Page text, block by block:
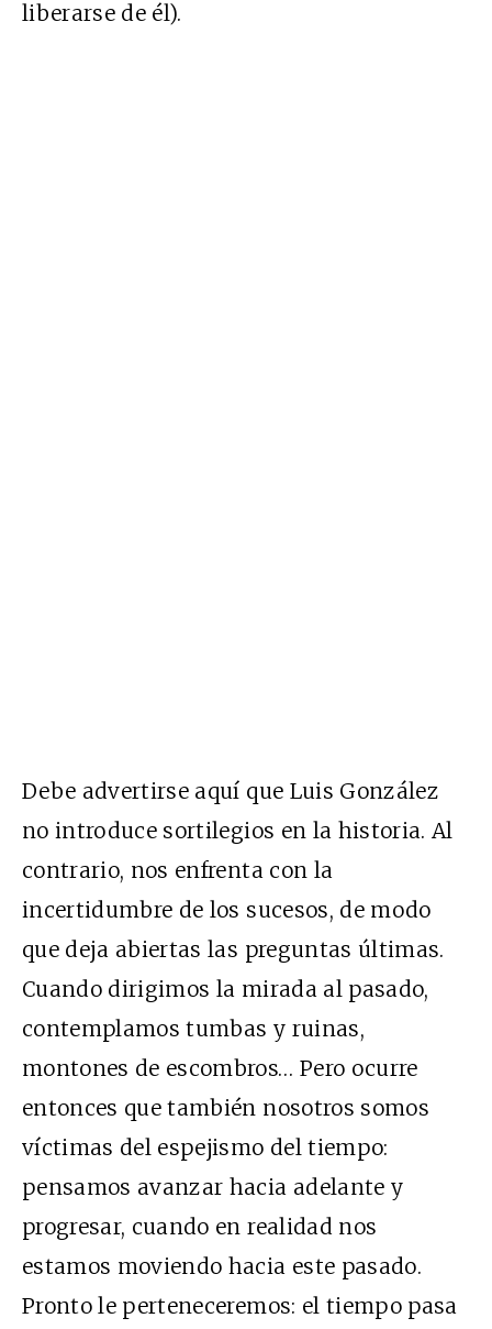
liberarse de él).
Debe advertirse aquí que Luis González
no introduce sortilegios en la historia. Al
contrario, nos enfrenta con la
incertidumbre de los sucesos, de modo
que deja abiertas las preguntas últimas.
Cuando dirigimos la mirada al pasado,
contemplamos tumbas y ruinas,
montones de escombros… Pero ocurre
entonces que también nosotros somos
víctimas del espejismo del tiempo:
pensamos avanzar hacia adelante y
progresar, cuando en realidad nos
estamos moviendo hacia este pasado.
Pronto le perteneceremos: el tiempo pasa